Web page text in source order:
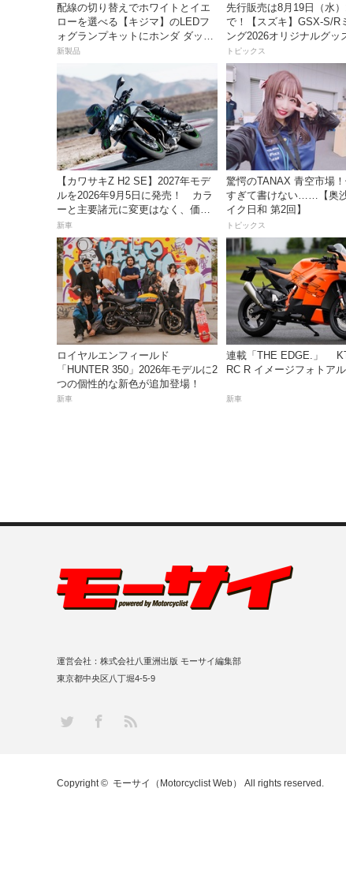
配線の切り替えでホワイトとイエ
ローを選べる【キジマ】のLEDフ
ォグランプキットにホンダ ダック
ス／グロム用が登場
新製品
先行販売は8月19日（水）
で！【スズキ】GSX-S/R
ング2026オリジナルグッ
入れよう！
トピックス
【カワサキZ H2 SE】2027年モデ
ルを2026年9月5日に発売！ カラ
ーと主要諸元に変更はなく、価格
は据え置きの247万5000円！
新車
驚愕のTANAX 青空市場
すぎて書けない……【奥
イク日和 第2回】
トピックス
ロイヤルエンフィールド
「HUNTER 350」2026年モデルに2
つの個性的な新色が追加登場！
新車
連載「THE EDGE.」
RC R イメージフォトア
新車
運営会社：株式会社八重洲出版 モーサイ編集部
東京都中央区八丁堀4-5-9
Twitter Facebook
RSS
Copyright © モーサイ（Motorcyclist Web） All rights reserved.